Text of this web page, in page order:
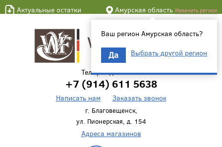
Актуальные остатки Амурская область Изменить регион
Ваш регион Амурская область?
Да Выбрать другой регион
Телефон для связи
+7 (914) 611 5638
Написать нам Заказать звонок
г. Благовещенск,
ул. Пионерская, д. 154
Адреса магазинов